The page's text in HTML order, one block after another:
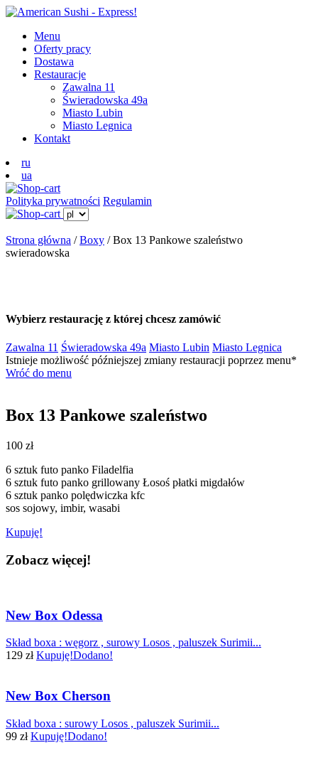
Menu
Oferty pracy
Dostawa
Restauracje
Zawalna 11
Świeradowska 49a
Miasto Lubin
Miasto Legnica
Kontakt
ru
ua
Polityka prywatności Regulamin
Strona główna /Boxy / Box 13 Pankowe szaleństwo
swieradowska
Wybierz restaurację z której chcesz zamówić
Zawalna 11 Świeradowska 49a Miasto Lubin Miasto Legnica
Istnieje możliwość późniejszej zmiany restauracji poprzez menu*
Wróć do menu
Box 13 Pankowe szaleństwo
100 zł
6 sztuk futo panko Filadelfia
6 sztuk futo panko grillowany Łosoś płatki migdałów
6 sztuk panko polędwiczka kfc
sos sojowy, imbir, wasabi
Kupuję!
Zobacz więcej!
New Box Odessa
Skład boxa : węgorz , surowy Losos , paluszek Surimii...
129 zł Kupuję!Dodano!
New Box Cherson
Skład boxa : surowy Losos , paluszek Surimii...
99 zł Kupuję!Dodano!